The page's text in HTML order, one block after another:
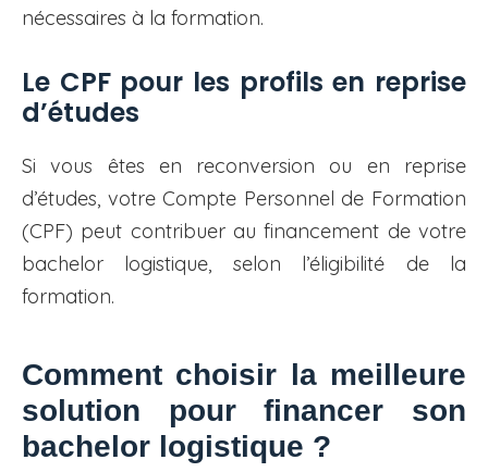
nécessaires à la formation.
Le CPF pour les profils en reprise
d’études
Si vous êtes en reconversion ou en reprise
d’études, votre Compte Personnel de Formation
(CPF) peut contribuer au financement de votre
bachelor logistique, selon l’éligibilité de la
formation.
Comment choisir la meilleure
solution pour financer son
bachelor logistique ?